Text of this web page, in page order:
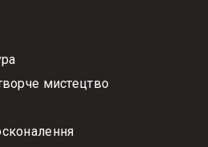
мистецтво